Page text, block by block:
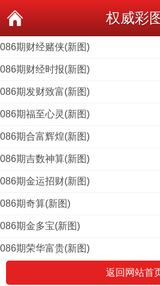
权威彩
086期财经赌侠(新图)
086期财经时报(新图)
086期发财致富(新图)
086期福至心灵(新图)
086期合富辉煌(新图)
086期吉数神算(新图)
086期金运招财(新图)
086期奇算(新图)
086期金多宝(新图)
086期荣华富贵(新图)
返回网站首